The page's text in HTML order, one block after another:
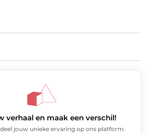
verhaal en maak een verschil!
jouw unieke ervaring op ons platform.